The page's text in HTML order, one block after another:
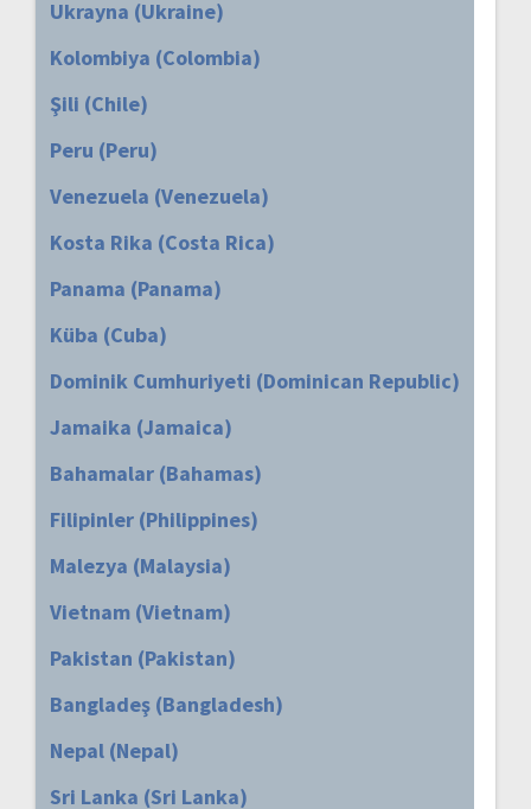
Ukrayna (Ukraine)
Kolombiya (Colombia)
Şili (Chile)
Peru (Peru)
Venezuela (Venezuela)
Kosta Rika (Costa Rica)
Panama (Panama)
Küba (Cuba)
Dominik Cumhuriyeti (Dominican Republic)
Jamaika (Jamaica)
Bahamalar (Bahamas)
Filipinler (Philippines)
Malezya (Malaysia)
Vietnam (Vietnam)
Pakistan (Pakistan)
Bangladeş (Bangladesh)
Nepal (Nepal)
Sri Lanka (Sri Lanka)